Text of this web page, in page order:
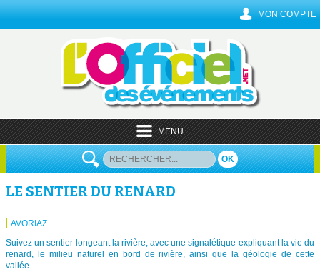
MON COMPTE
MENU
OK
LE SENTIER DU RENARD
AVORIAZ
Suivez un sentier longeant la rivière, avec une signalétique expliquant la vie du
renard, le milieu naturel en bord de rivière, ainsi que la géologie de cette
vallée.